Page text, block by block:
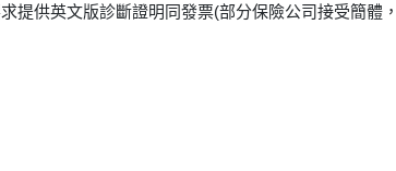
供英文版診斷證明同發票(部分保險公司接受簡體